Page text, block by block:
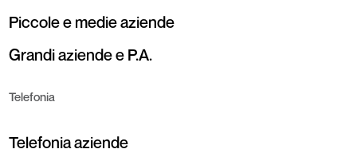
Piccole e medie aziende
Grandi aziende e P.A.
Telefonia
Telefonia aziende